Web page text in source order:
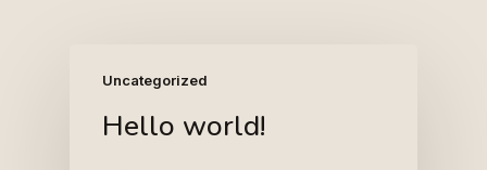
Uncategorized
Hello world!